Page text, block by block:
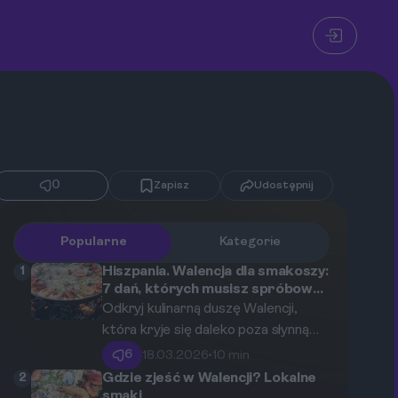
0 Zapisz Udostępnij
Popularne Kategorie
1
Hiszpania. Walencja dla smakoszy:
7 dań, których musisz spróbować
poza paellą.
Odkryj kulinarną duszę Walencji,
która kryje się daleko poza słynną
paellą. Ten przewodnik przedstawia
7 kluczowych dań i doświadczeń, od
alternatywnych potraw ryżowych
6 18.03.2026•10 min
2
Gdzie zjeść w Walencji? Lokalne